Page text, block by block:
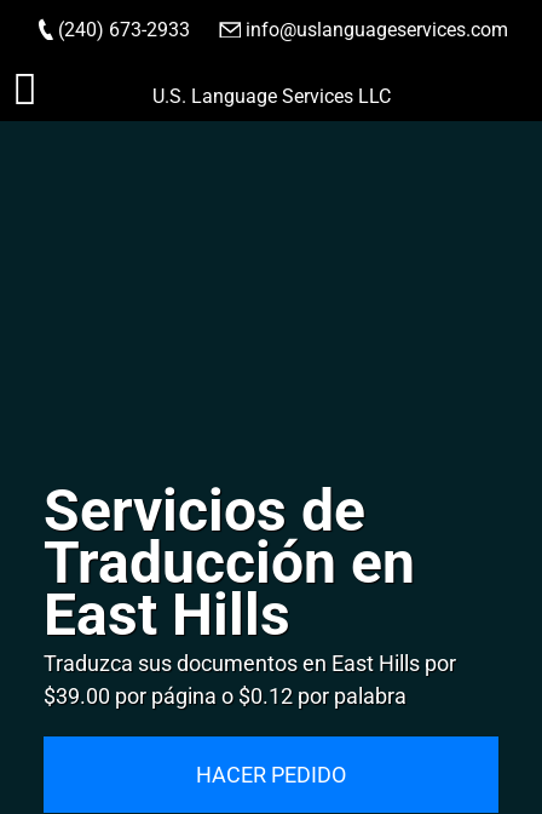
Saltar
(240) 673-2933 info@uslanguageservices.com
HACER PEDIDO
U.S. Language Services LLC
Servicios de
Traducción en
East Hills
Traduzca sus documentos en East Hills por
$39.00 por página o $0.12 por palabra
HACER PEDIDO